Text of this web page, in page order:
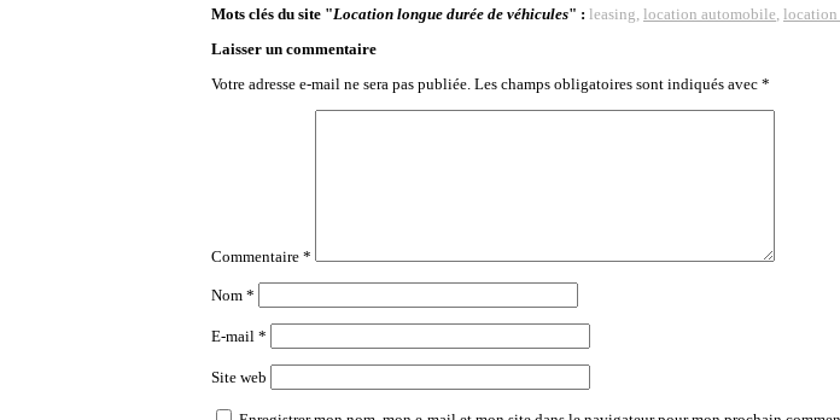
Mots clés du site "Location longue durée de véhicules" : leasing, location automobile, location
Laisser un commentaire
Votre adresse e-mail ne sera pas publiée. Les champs obligatoires sont indiqués avec *
Commentaire *
Nom *
E-mail *
Site web